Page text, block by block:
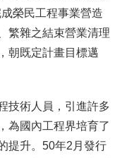
榮民工程事業營造
繁雜之結束營業清理
朝既定計畫目標邁
技術人員，引進許多
為國內工程界培育了
提升。50年2月發行